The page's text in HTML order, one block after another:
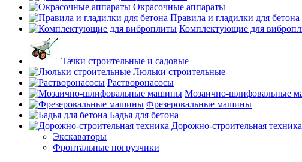
Окрасочные аппараты
Правила и гладилки для бетона
Комплектующие для
Тачки строительные и садовые
Люльки строительные
Растворонасосы
Мозаично-шлифовальные
Фрезеровальные машины
Бадья для бетона
Дорожно-строительная техника
Экскаваторы
Фронтальные погрузчики